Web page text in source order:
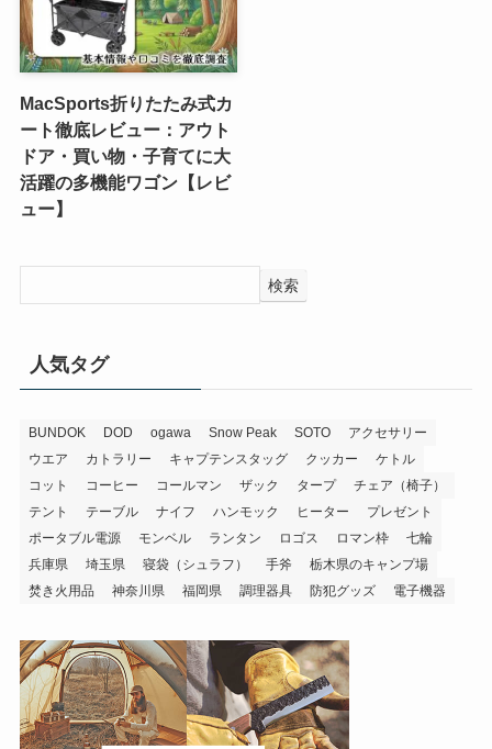
MacSports折りたたみ式カ
ート徹底レビュー：アウト
ドア・買い物・子育てに大
活躍の多機能ワゴン【レビ
ュー】
検索
人気タグ
BUNDOK DOD ogawa Snow Peak SOTO
アクセサリー
ウエア
カトラリー キャプテンスタッグ クッカー
ケトル
コット
コーヒー コールマン ザック タープ
チェア（椅子）
テント
テーブル ナイフ ハンモック ヒーター
プレゼント
ポータブル電源
モンベル ランタン ロゴス ロマン枠
七輪
兵庫県
埼玉県 寝袋（シュラフ） 手斧
栃木県のキャンプ場
焚き火用品
神奈川県 福岡県 調理器具 防犯グッズ 電子機器